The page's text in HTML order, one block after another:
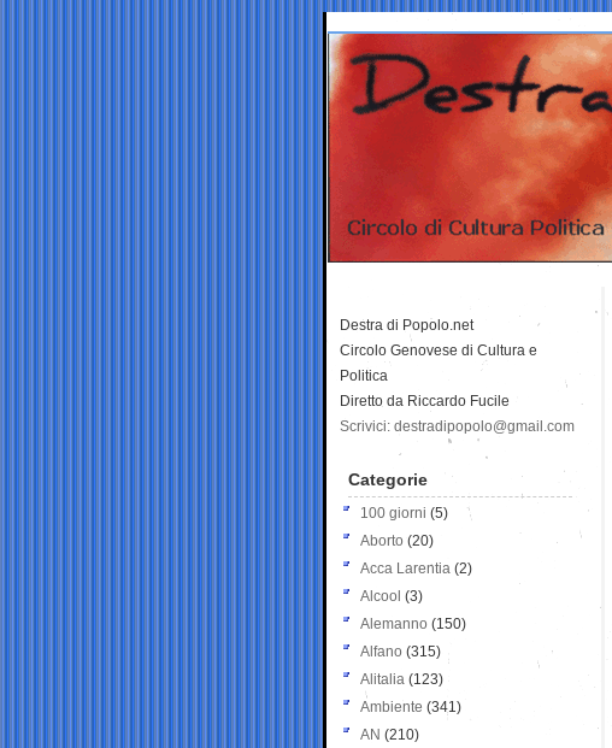
Destra di Popolo.net
Circolo Genovese di Cultura e
Politica
Diretto da Riccardo Fucile
Scrivici: destradipopolo@gmail.com
Categorie
100 giorni (5)
Aborto (20)
Acca Larentia (2)
Alcool (3)
Alemanno (150)
Alfano (315)
Alitalia (123)
Ambiente (341)
AN (210)